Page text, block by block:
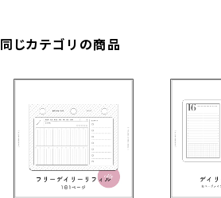
同じカテゴリの商品